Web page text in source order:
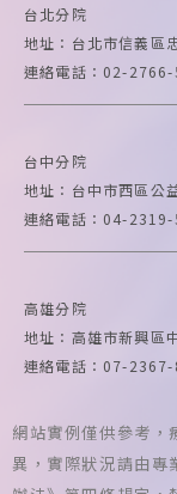
n
e
-
a
l
b
o
o
k
台北分院
地址：台北市信義區
連絡電話：02-
台中分院
地址：台中市西區公
連絡電話：04-
高雄分院
地址：高雄市新興區
連絡電話：07-2367-
網站實例僅供參考，
異，實際狀況請由專